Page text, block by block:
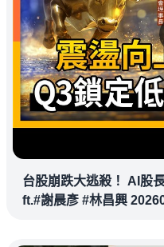
台股崩跌大逃殺！ AI股
ft.#謝晨彥 #林昌興